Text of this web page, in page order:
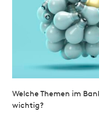
Welche Themen im
wichtig?